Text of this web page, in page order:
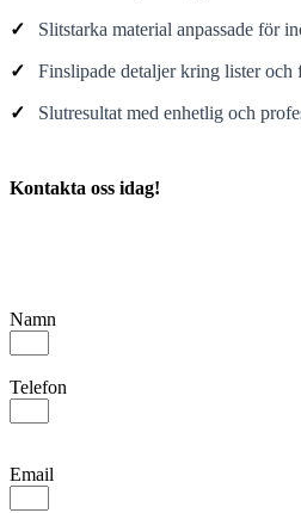
✓ Slitstarka material anpassade för
✓ Finslipade detaljer kring lister och
✓ Slutresultat med enhetlig och
Kontakta oss idag!
Namn
Telefon
Email